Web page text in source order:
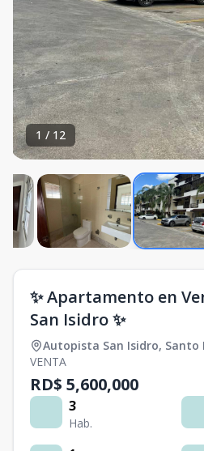
1 / 12
✨ Apartamento en
San Isidro ✨
Autopista San Isidro, Santo
VENTA
RD$ 5,600,000
3
Hab.